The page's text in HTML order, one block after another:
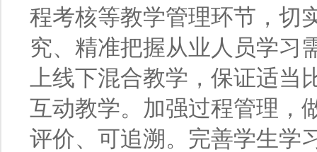
程考核等教学管理环节，切
究、精准把握从业人员学习
上线下混合教学，保证适
互动教学。加强过程管理，
评价、可追溯。完善学生学